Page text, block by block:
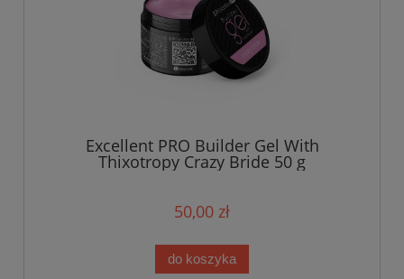
Excellent PRO Builder Gel With
Thixotropy Crazy Bride 50 g
50,00 zł
do koszyka